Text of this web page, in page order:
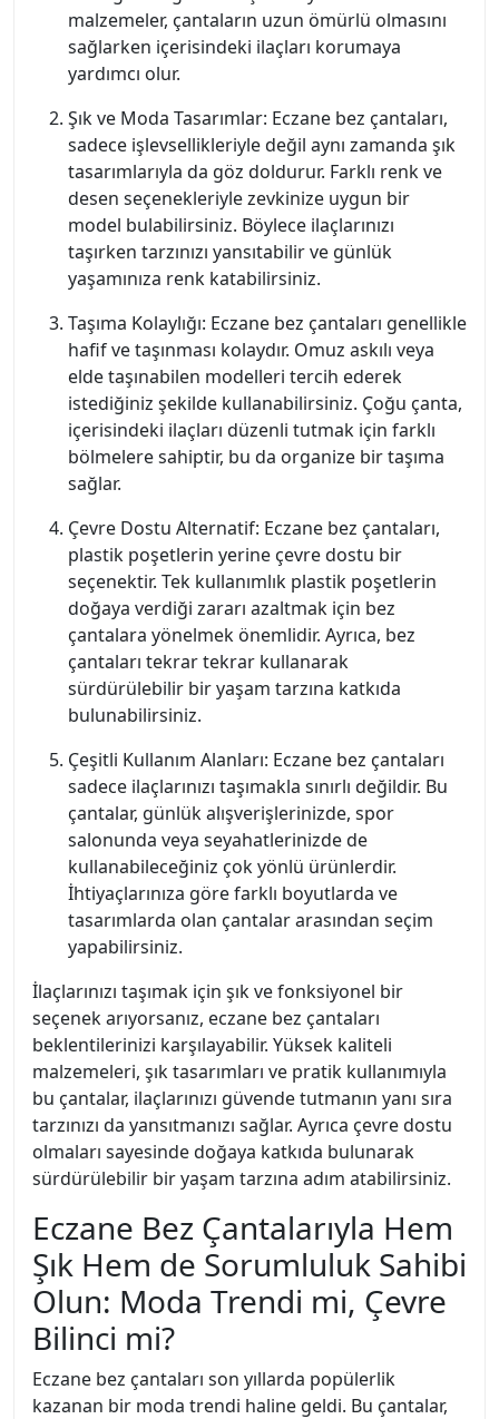
malzemeler, çantaların uzun ömürlü olmasını
sağlarken içerisindeki ilaçları korumaya
yardımcı olur.
Şık ve Moda Tasarımlar: Eczane bez çantaları,
sadece işlevsellikleriyle değil aynı zamanda şık
tasarımlarıyla da göz doldurur. Farklı renk ve
desen seçenekleriyle zevkinize uygun bir
model bulabilirsiniz. Böylece ilaçlarınızı
taşırken tarzınızı yansıtabilir ve günlük
yaşamınıza renk katabilirsiniz.
Taşıma Kolaylığı: Eczane bez çantaları genellikle
hafif ve taşınması kolaydır. Omuz askılı veya
elde taşınabilen modelleri tercih ederek
istediğiniz şekilde kullanabilirsiniz. Çoğu çanta,
içerisindeki ilaçları düzenli tutmak için farklı
bölmelere sahiptir, bu da organize bir taşıma
sağlar.
Çevre Dostu Alternatif: Eczane bez çantaları,
plastik poşetlerin yerine çevre dostu bir
seçenektir. Tek kullanımlık plastik poşetlerin
doğaya verdiği zararı azaltmak için bez
çantalara yönelmek önemlidir. Ayrıca, bez
çantaları tekrar tekrar kullanarak
sürdürülebilir bir yaşam tarzına katkıda
bulunabilirsiniz.
Çeşitli Kullanım Alanları: Eczane bez çantaları
sadece ilaçlarınızı taşımakla sınırlı değildir. Bu
çantalar, günlük alışverişlerinizde, spor
salonunda veya seyahatlerinizde de
kullanabileceğiniz çok yönlü ürünlerdir.
İhtiyaçlarınıza göre farklı boyutlarda ve
tasarımlarda olan çantalar arasından seçim
yapabilirsiniz.
İlaçlarınızı taşımak için şık ve fonksiyonel bir
seçenek arıyorsanız, eczane bez çantaları
beklentilerinizi karşılayabilir. Yüksek kaliteli
malzemeleri, şık tasarımları ve pratik kullanımıyla
bu çantalar, ilaçlarınızı güvende tutmanın yanı sıra
tarzınızı da yansıtmanızı sağlar. Ayrıca çevre dostu
olmaları sayesinde doğaya katkıda bulunarak
sürdürülebilir bir yaşam tarzına adım atabilirsiniz.
Eczane Bez Çantalarıyla Hem
Şık Hem de Sorumluluk Sahibi
Olun: Moda Trendi mi, Çevre
Bilinci mi?
Eczane bez çantaları son yıllarda popülerlik
kazanan bir moda trendi haline geldi. Bu çantalar,